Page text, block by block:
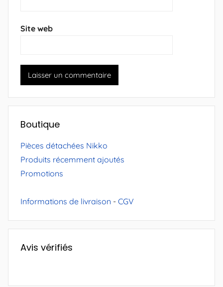
Site web
Boutique
Pièces détachées Nikko
Produits récemment ajoutés
Promotions
Informations de livraison - CGV
Avis vérifiés